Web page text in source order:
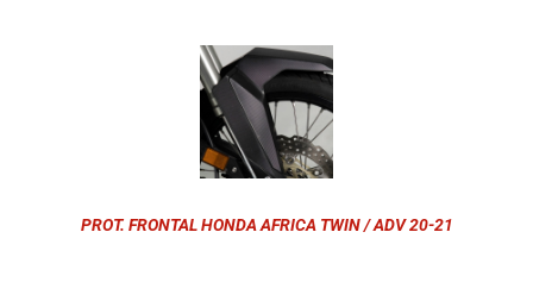
PROT. FRONTAL HONDA AFRICA TWIN / ADV 20-21